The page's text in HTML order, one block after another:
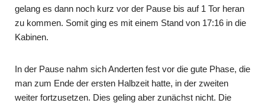
gelang es dann noch kurz vor der Pause bis auf 1 Tor heran
zu kommen. Somit ging es mit einem Stand von 17:16 in die
Kabinen.
In der Pause nahm sich Anderten fest vor die gute Phase, die
man zum Ende der ersten Halbzeit hatte, in der zweiten
weiter fortzusetzen. Dies geling aber zunächst nicht. Die